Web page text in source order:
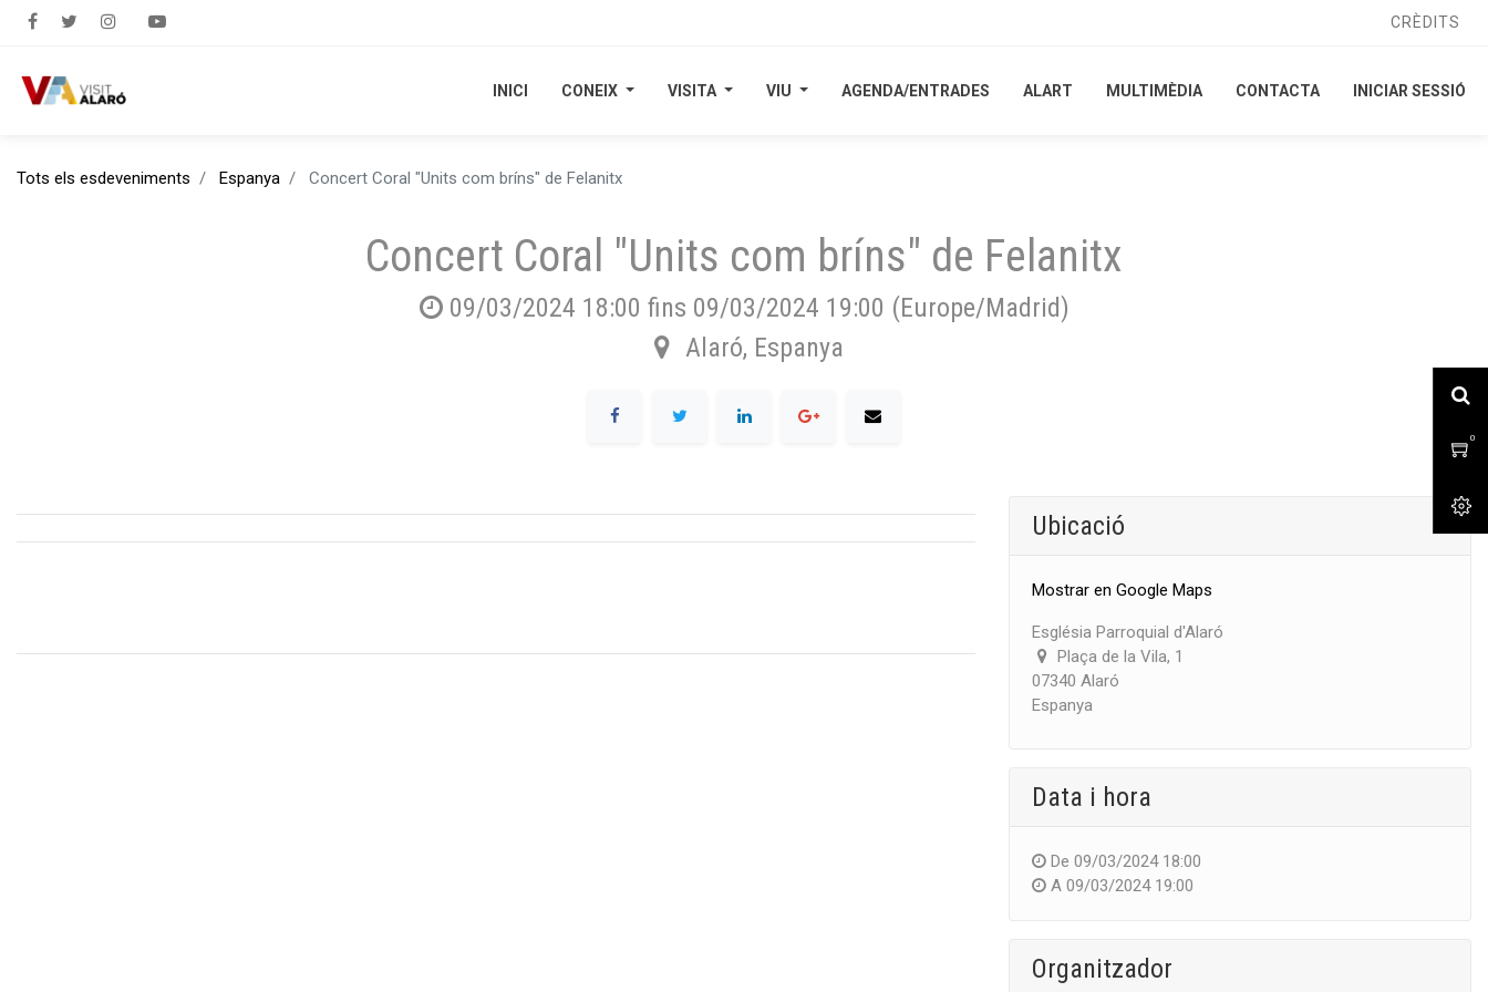
CRÈDITS
0
INICI CONEIX VISITA VIU AGENDA/ENTRADES ALART MULTIMÈDIA CONTACTA INICIAR SESSIÓ
CRÈDITS
0
INICI CONEIX VISITA VIU AGENDA/ENTRADES ALART MULTIMÈDIA CONTACTA INICIAR SESSIÓ
Tots els esdeveniments Espanya Concert Coral "Units com bríns" de Felanitx
Concert Coral "Units com bríns" de Felanitx
09/03/2024 18:00 fins 09/03/2024 19:00 (Europe/Madrid)
Alaró, Espanya
Ubicació
Mostrar en Google Maps
Església Parroquial d'Alaró
Plaça de la Vila, 1
07340 Alaró
Espanya
Data i hora
De 09/03/2024 18:00
A 09/03/2024 19:00
Organitzador